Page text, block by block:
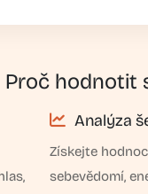
Proč hodnotit
Analýza
Získejte
sebevědomí,